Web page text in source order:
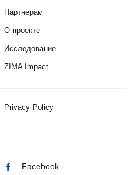
Партнерам
О проекте
Исследование
ZIMA Impact
Privacy Policy
Facebook